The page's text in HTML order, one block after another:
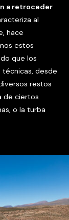
a retroceder
al
hace
estos
que los
desde
restos
de ciertos
o la turba